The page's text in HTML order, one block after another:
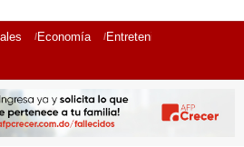
Economía Entretenimiento